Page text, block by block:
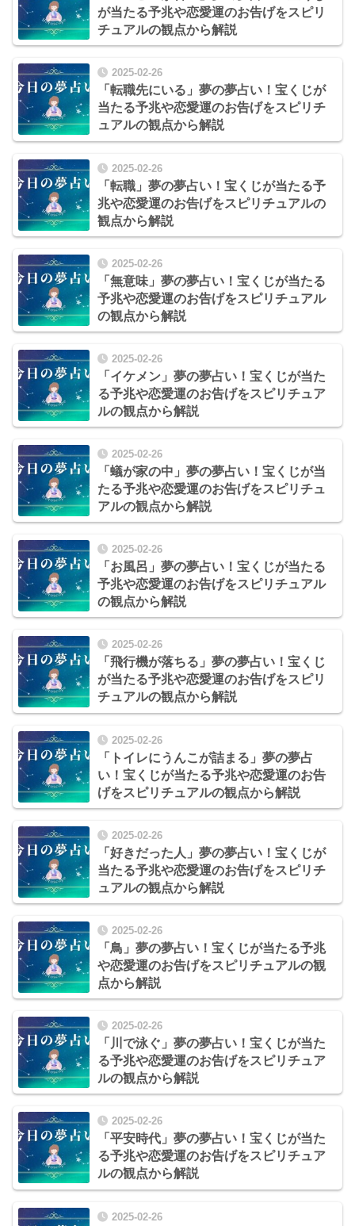
が当たる予兆や恋愛運のお告げをスピリ
チュアルの観点から解説
2025-02-26
「転職先にいる」夢の夢占い！宝くじが
当たる予兆や恋愛運のお告げをスピリチ
ュアルの観点から解説
2025-02-26
「転職」夢の夢占い！宝くじが当たる予
兆や恋愛運のお告げをスピリチュアルの
観点から解説
2025-02-26
「無意味」夢の夢占い！宝くじが当たる
予兆や恋愛運のお告げをスピリチュアル
の観点から解説
2025-02-26
「イケメン」夢の夢占い！宝くじが当た
る予兆や恋愛運のお告げをスピリチュア
ルの観点から解説
2025-02-26
「蟻が家の中」夢の夢占い！宝くじが当
たる予兆や恋愛運のお告げをスピリチュ
アルの観点から解説
2025-02-26
「お風呂」夢の夢占い！宝くじが当たる
予兆や恋愛運のお告げをスピリチュアル
の観点から解説
2025-02-26
「飛行機が落ちる」夢の夢占い！宝くじ
が当たる予兆や恋愛運のお告げをスピリ
チュアルの観点から解説
2025-02-26
「トイレにうんこが詰まる」夢の夢占
い！宝くじが当たる予兆や恋愛運のお告
げをスピリチュアルの観点から解説
2025-02-26
「好きだった人」夢の夢占い！宝くじが
当たる予兆や恋愛運のお告げをスピリチ
ュアルの観点から解説
2025-02-26
「鳥」夢の夢占い！宝くじが当たる予兆
や恋愛運のお告げをスピリチュアルの観
点から解説
2025-02-26
「川で泳ぐ」夢の夢占い！宝くじが当た
る予兆や恋愛運のお告げをスピリチュア
ルの観点から解説
2025-02-26
「平安時代」夢の夢占い！宝くじが当た
る予兆や恋愛運のお告げをスピリチュア
ルの観点から解説
2025-02-26